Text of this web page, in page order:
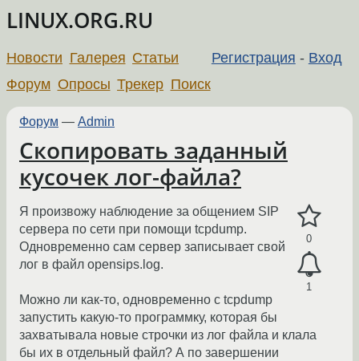
LINUX.ORG.RU
Регистрация - Вход
Новости Галерея Статьи
Форум Опросы Трекер Поиск
Форум — Admin
Скопировать заданный
кусочек лог-файла?
0
1
Я произвожу наблюдение за общением SIP
сервера по сети при помощи tcpdump.
Одновременно сам сервер записывает свой
лог в файл opensips.log.
Можно ли как-то, одновременно с tcpdump
запустить какую-то программку, которая бы
захватывала новые строчки из лог файла и клала
бы их в отдельный файл? А по завершении